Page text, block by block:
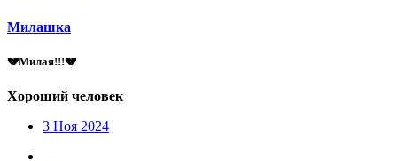
Милашка
💔Милая!!!💔
Хороший человек
3 Ноя 2024